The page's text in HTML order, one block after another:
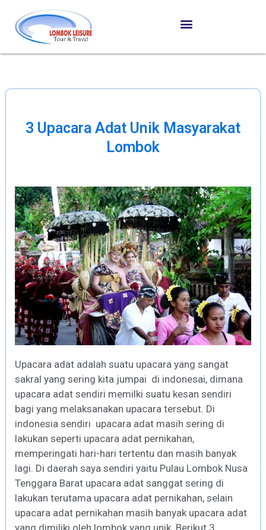
3 Upacara Adat Unik Masyarakat
Lombok
Upacara adat adalah suatu upacara yang sangat
sakral yang sering kita jumpai di indonesai, dimana
upacara adat sendiri memilki suatu kesan sendiri
bagi yang melaksanakan upacara tersebut. Di
indonesia sendiri upacara adat masih sering di
lakukan seperti upacara adat pernikahan,
memperingati hari-hari tertentu dan masih banyak
lagi. Di daerah saya sendiri yaitu Pulau Lombok Nusa
Tenggara Barat upacara adat sanggat sering di
lakukan terutama upacara adat pernikahan, selain
upacara adat pernikahan masih banyak upacara adat
yang dimiliki oleh lombok yang unik. Berikut 3